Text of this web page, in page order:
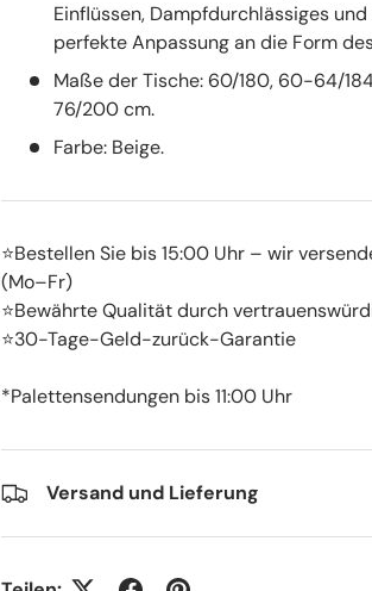
Einflüssen, Dampfdurchlässiges
perfekte Anpassung an die Form
Maße der Tische: 60/180, 60-64/
76/200 cm.
Farbe: Beige.
⭐Bestellen Sie bis 15:00 Uhr – wir
(Mo–Fr)
⭐Bewährte Qualität durch
⭐30-Tage-Geld-zurück-Garantie
*Palettensendungen bis 11:00 Uhr
Versand und Lieferung